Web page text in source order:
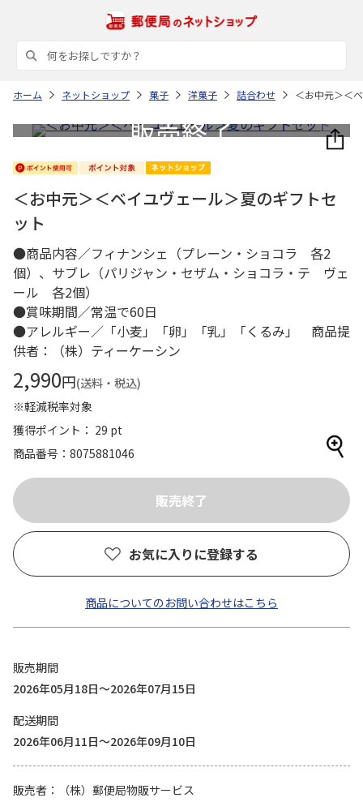
ホーム ネットショップ 菓子 洋菓子 詰合わせ ＜お中元＞＜
＜お中元＞＜ベイユヴェール＞夏のギフトセ
ット
●商品内容／フィナンシェ（プレーン・ショコラ 各2
個）、サブレ（パリジャン・セザム・ショコラ・テ ヴェ
ール 各2個）
●賞味期間／常温で60日
●アレルギー／「小麦」「卵」「乳」「くるみ」 商品提
供者：（株）ティーケーシン
2,990円(送料・税込)
※軽減税率対象
獲得ポイント： 29 pt
商品番号
8075881046
お気に入りに登録する
商品についてのお問い合わせはこちら
販売期間
2026年05月18日～2026年07月15日
配送期間
2026年06月11日～2026年09月10日
販売者
（株）郵便局物販サービス